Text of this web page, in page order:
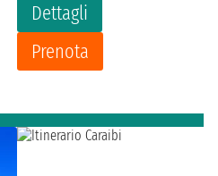
Dettagli
Prenota